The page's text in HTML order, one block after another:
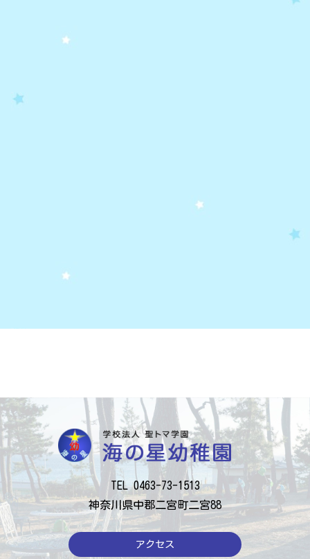
TEL 0463-73-1513
神奈川県中郡二宮町二宮88
アクセス